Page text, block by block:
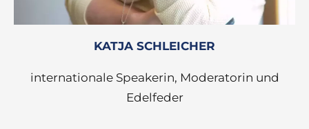
KATJA SCHLEICHER
internationale Speakerin, Moderatorin und
Edelfeder